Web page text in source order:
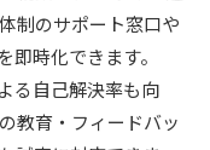
制のサポート窓口や
時化できます。
る自己解決率も向
教育・フィードバッ